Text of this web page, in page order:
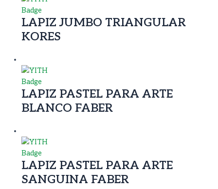
LAPIZ JUMBO TRIANGULAR
KORES
LAPIZ PASTEL PARA ARTE
BLANCO FABER
LAPIZ PASTEL PARA ARTE
SANGUINA FABER